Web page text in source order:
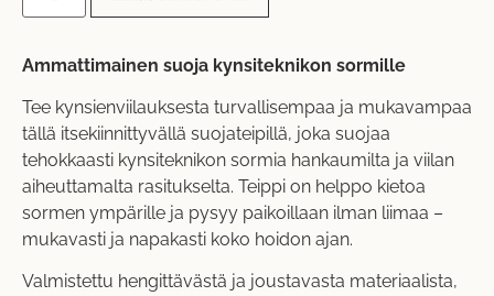
Ammattimainen suoja kynsiteknikon sormille
Tee kynsienviilauksesta turvallisempaa ja mukavampaa
tällä itsekiinnittyvällä suojateipillä, joka suojaa
tehokkaasti kynsiteknikon sormia hankaumilta ja viilan
aiheuttamalta rasitukselta. Teippi on helppo kietoa
sormen ympärille ja pysyy paikoillaan ilman liimaa –
mukavasti ja napakasti koko hoidon ajan.
Valmistettu hengittävästä ja joustavasta materiaalista,